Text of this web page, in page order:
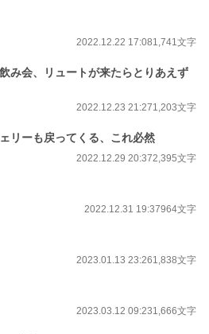
2022.12.22 17:081,741文字
み会、リュートが来たらとりあえず
2022.12.23 21:271,203文字
リーも戻ってくる、これ必然
2022.12.29 20:372,395文字
2022.12.31 19:37964文字
2023.01.13 23:261,838文字
2023.03.12 09:231,666文字